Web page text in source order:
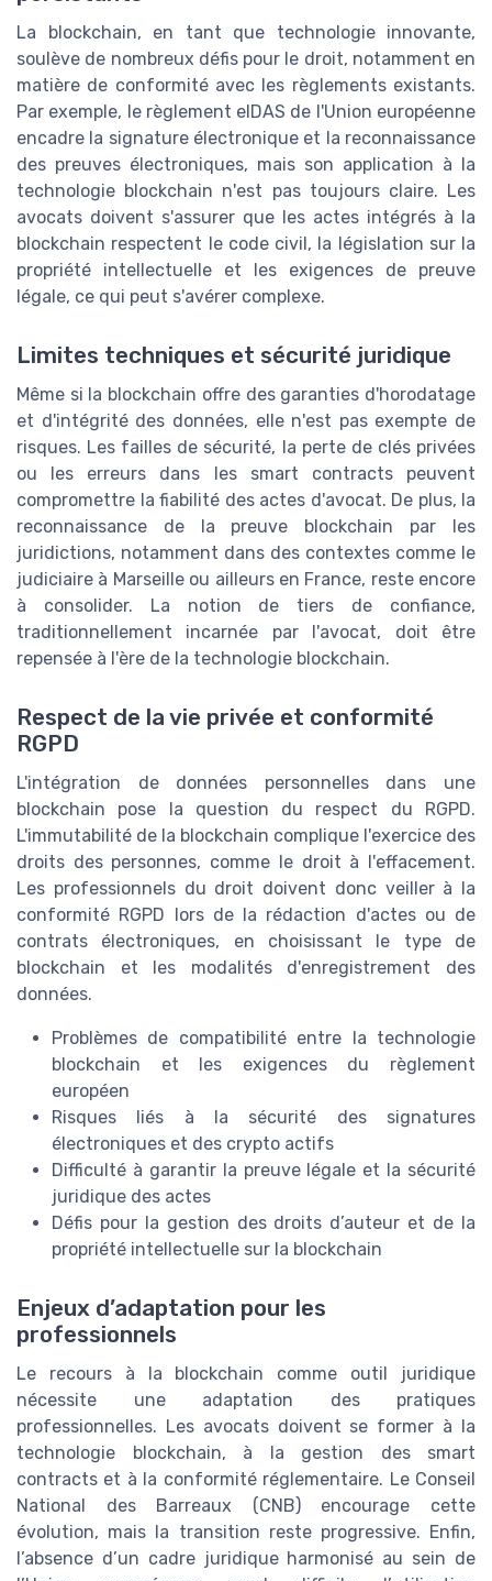
La blockchain, en tant que technologie innovante,
soulève de nombreux défis pour le droit, notamment en
matière de conformité avec les règlements existants.
Par exemple, le règlement eIDAS de l'Union européenne
encadre la signature électronique et la reconnaissance
des preuves électroniques, mais son application à la
technologie blockchain n'est pas toujours claire. Les
avocats doivent s'assurer que les actes intégrés à la
blockchain respectent le code civil, la législation sur la
propriété intellectuelle et les exigences de preuve
légale, ce qui peut s'avérer complexe.
Limites techniques et sécurité juridique
Même si la blockchain offre des garanties d'horodatage
et d'intégrité des données, elle n'est pas exempte de
risques. Les failles de sécurité, la perte de clés privées
ou les erreurs dans les smart contracts peuvent
compromettre la fiabilité des actes d'avocat. De plus, la
reconnaissance de la preuve blockchain par les
juridictions, notamment dans des contextes comme le
judiciaire à Marseille ou ailleurs en France, reste encore
à consolider. La notion de tiers de confiance,
traditionnellement incarnée par l'avocat, doit être
repensée à l'ère de la technologie blockchain.
Respect de la vie privée et conformité
RGPD
L'intégration de données personnelles dans une
blockchain pose la question du respect du RGPD.
L'immutabilité de la blockchain complique l'exercice des
droits des personnes, comme le droit à l'effacement.
Les professionnels du droit doivent donc veiller à la
conformité RGPD lors de la rédaction d'actes ou de
contrats électroniques, en choisissant le type de
blockchain et les modalités d'enregistrement des
données.
Problèmes de compatibilité entre la technologie
blockchain et les exigences du règlement
européen
Risques liés à la sécurité des signatures
électroniques et des crypto actifs
Difficulté à garantir la preuve légale et la sécurité
juridique des actes
Défis pour la gestion des droits d’auteur et de la
propriété intellectuelle sur la blockchain
Enjeux d’adaptation pour les
professionnels
Le recours à la blockchain comme outil juridique
nécessite une adaptation des pratiques
professionnelles. Les avocats doivent se former à la
technologie blockchain, à la gestion des smart
contracts et à la conformité réglementaire. Le Conseil
National des Barreaux (CNB) encourage cette
évolution, mais la transition reste progressive. Enfin,
l’absence d’un cadre juridique harmonisé au sein de